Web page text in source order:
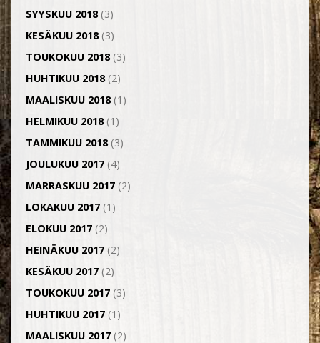
SYYSKUU 2018(3)
KESÄKUU 2018(3)
TOUKOKUU 2018(3)
HUHTIKUU 2018(2)
MAALISKUU 2018(1)
HELMIKUU 2018(1)
TAMMIKUU 2018(3)
JOULUKUU 2017(4)
MARRASKUU 2017(2)
LOKAKUU 2017(1)
ELOKUU 2017(2)
HEINÄKUU 2017(2)
KESÄKUU 2017(2)
TOUKOKUU 2017(3)
HUHTIKUU 2017(1)
MAALISKUU 2017(2)